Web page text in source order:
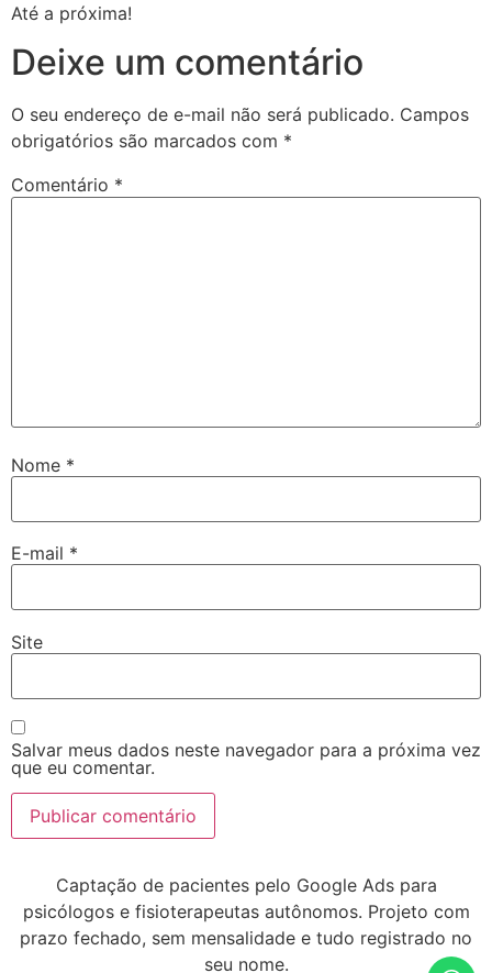
Até a próxima!
Deixe um comentário
O seu endereço de e-mail não será publicado. Campos
obrigatórios são marcados com *
Comentário *
Nome *
E-mail *
Site
Salvar meus dados neste navegador para a próxima vez
que eu comentar.
Captação de pacientes pelo Google Ads para
psicólogos e fisioterapeutas autônomos. Projeto com
prazo fechado, sem mensalidade e tudo registrado no
seu nome.